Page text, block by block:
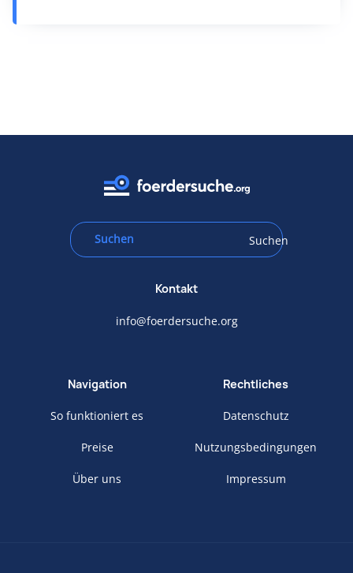
Suchen
Kontakt
info@foerdersuche.org
Navigation
So funktioniert es
Preise
Über uns
Rechtliches
Datenschutz
Nutzungsbedingungen
Impressum